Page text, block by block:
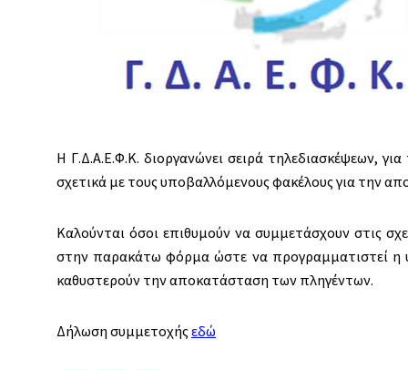
Η Γ.Δ.Α.Ε.Φ.Κ. διοργανώνει σειρά τηλεδιασκέψεων,
σχετικά με τους υποβαλλόμενους φακέλους για την
Καλούνται όσοι επιθυμούν να συμμετάσχουν στις
στην παρακάτω φόρμα ώστε να προγραμματιστεί η
καθυστερούν την αποκατάσταση των πληγέντων.
Δήλωση συμμετοχήςεδώ